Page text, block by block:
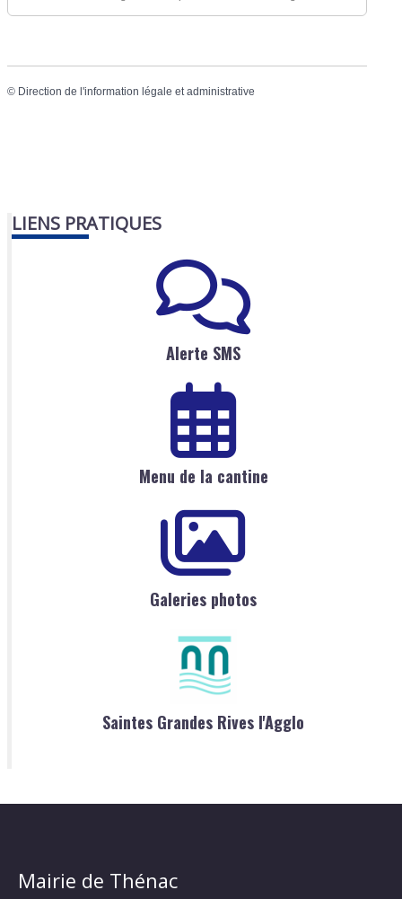
© Direction de l'information légale et administrative
LIENS PRATIQUES
Alerte SMS
Menu de la cantine
Galeries photos
Saintes Grandes Rives l'Agglo
Mairie de Thénac